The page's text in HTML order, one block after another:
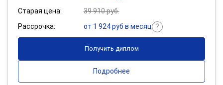
Старая цена:
39 910 руб.
Рассрочка:
от 1 924 руб в месяц
Получить диплом
Подробнее